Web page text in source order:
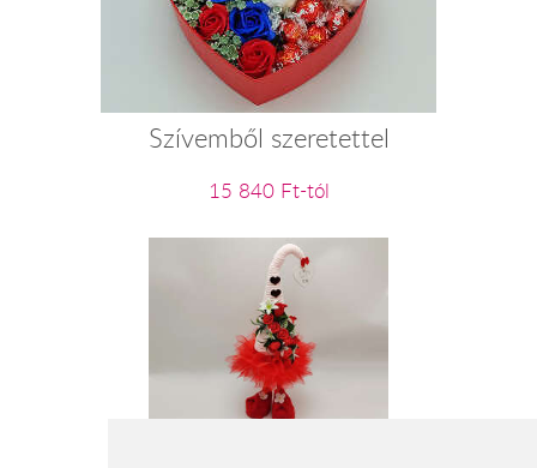
Szívemből szeretettel
15 840 Ft-tól